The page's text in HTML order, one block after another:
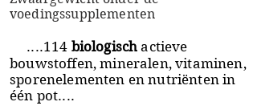
voedingssupplementen
....114 biologischactieve
bouwstoffen, mineralen, vitaminen,
sporenelementen en nutriënten in
één pot....